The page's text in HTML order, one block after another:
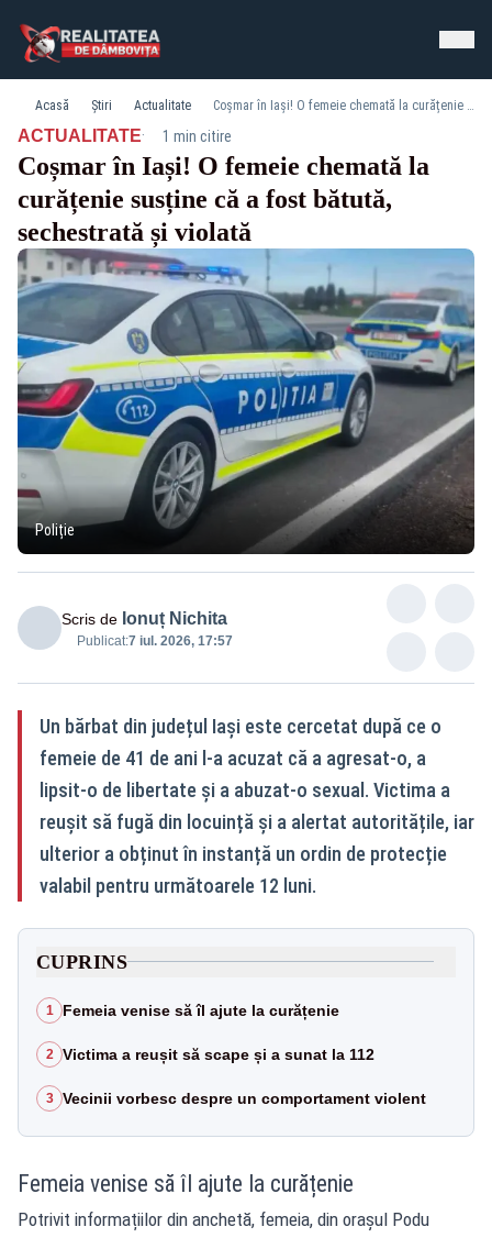
Acasă Știri Actualitate Coșmar în Iași! O femeie chemată la curățenie susține că a fost bătută, sechestrată și violată
ACTUALITATE· 1 min citire
Coșmar în Iași! O femeie chemată la
curățenie susține că a fost bătută,
sechestrată și violată
Poliție
Scris de Ionuț Nichita
Publicat:7 iul. 2026, 17:57
Un bărbat din județul Iași este cercetat după ce o
femeie de 41 de ani l-a acuzat că a agresat-o, a
lipsit-o de libertate și a abuzat-o sexual. Victima a
reușit să fugă din locuință și a alertat autoritățile, iar
ulterior a obținut în instanță un ordin de protecție
valabil pentru următoarele 12 luni.
CUPRINS
1 Femeia venise să îl ajute la curățenie
2 Victima a reușit să scape și a sunat la 112
3 Vecinii vorbesc despre un comportament violent
Femeia venise să îl ajute la curățenie
Potrivit informațiilor din anchetă, femeia, din orașul Podu